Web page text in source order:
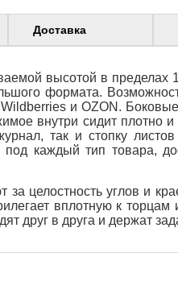
Доставка
высотой в пределах
формата.
и OZON.
внутри сидит плотно
так и стопку
каждый тип товара,
за целостность углов и
вплотную к
друг в друга и держат